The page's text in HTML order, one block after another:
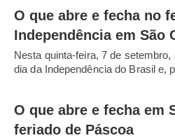
O que abre e fecha no
Independência em São
Nesta quinta-feira, 7 de
dia da Independência do Brasil e,
O que abre e fecha em
feriado de Páscoa